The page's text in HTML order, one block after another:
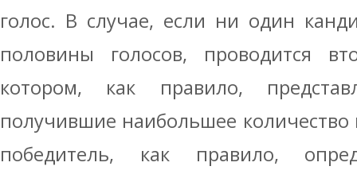
голос. В случае, если ни один
половины голосов, проводится
котором, как правило,
получившие наибольшее количество
победитель, как правило,